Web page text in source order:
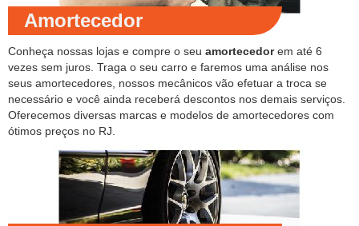
Amortecedor
Conheça nossas lojas e compre o seu amortecedorem até 6
vezes sem juros. Traga o seu carro e faremos uma análise nos
seus amortecedores, nossos mecânicos vão efetuar a troca se
necessário e você ainda receberá descontos nos demais serviços.
Oferecemos diversas marcas e modelos de amortecedores com
ótimos preços no RJ.